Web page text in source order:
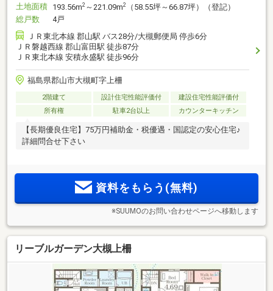
土地面積 193.56m2 ～221.09m2
（58.55坪～66.87坪）（登記）
総戸数
4戸
ＪＲ東北本線 郡山駅 バス28分/大槻郵便局 停歩6分
ＪＲ磐越西線 郡山富田駅 徒歩87分
ＪＲ東北本線 安積永盛駅 徒歩96分
福島県郡山市大槻町字上柵
2階建て 設計住宅性能評価付
建設住宅性能評価付
所有権
駐車2台以上 カウンターキッチン
【長期優良住宅】75万円補助金・税優遇・国認定の安心住宅♪
詳細問合せ下さい
資料をもらう(無料)
※SUUMOのお問い合わせページへ移動します
リーブルガーデン大槻上柵